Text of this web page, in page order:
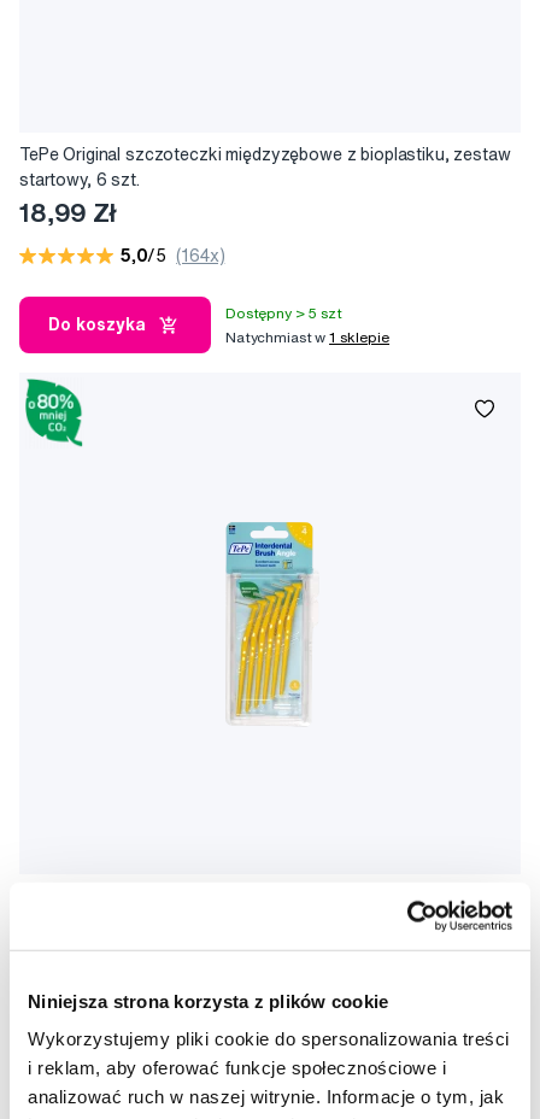
Niniejsza strona korzysta z plików cookie
Wykorzystujemy pliki cookie do spersonalizowania treści
i reklam, aby oferować funkcje społecznościowe i
analizować ruch w naszej witrynie. Informacje o tym, jak
TePe Original szczoteczki międzyzębowe z bioplastiku, zestaw
startowy, 6 szt.
18,99 Zł
5,0/5 (164x)
Do koszyka
Dostępny > 5 szt
Natychmiast w1 sklepie
TePe Angle szczoteczki międzyzębowe 0,7 mm, żółte, 6 szt.
18,99 Zł
5,0/5 (207x)
Do koszyka
Dostępny > 5 szt
Natychmiast w1 sklepie